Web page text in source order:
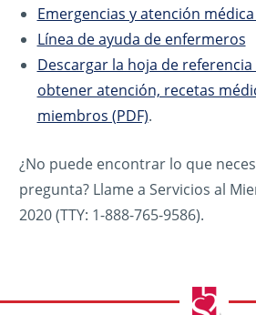
Emergencias y atención
Línea de ayuda de enfermeros
Descargar la hoja de
obtener atención, recetas
miembros (PDF).
¿No puede encontrar lo que
pregunta? Llame a Servicios al
2020 (TTY: 1-888-765-9586).